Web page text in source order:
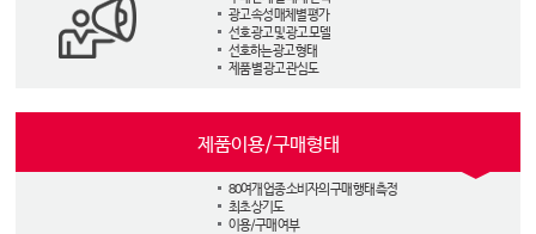
광고 속성 매체별 평가
선호 광고 및 광고 모델
선호하는 광고 형태
제품 별 광고 관심도
제품이용/구매형태
80여개 업종 소비자의 구매 행태 측정
최초 상기도
이용/구매 여부